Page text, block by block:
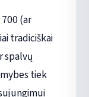
(ar
tradiciškai
spalvų
tiek